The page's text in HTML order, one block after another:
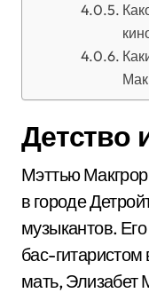
Детство
Мэттью
в городе
музыкантов.
бас-гитаристом
мать, Элизабет